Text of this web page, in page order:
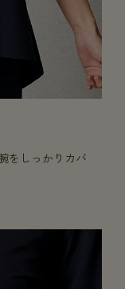
をしっかりカバ